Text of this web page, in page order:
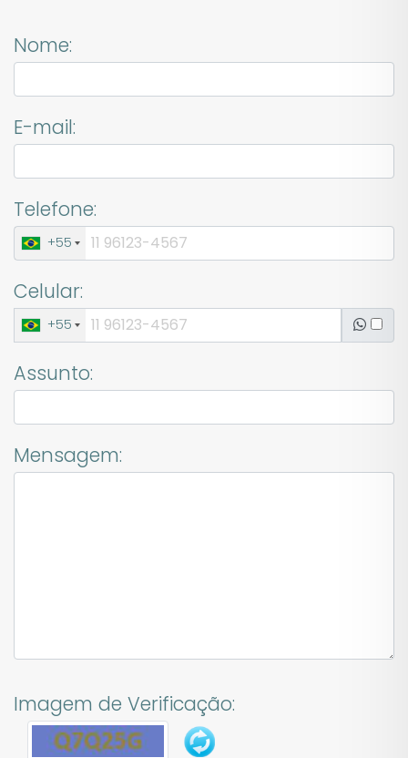
Nome:
E-mail:
Telefone:
+55
Celular:
+55
Assunto:
Mensagem:
Imagem de Verificação: